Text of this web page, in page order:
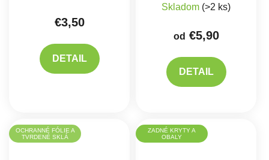
€3,50
DETAIL
Skladom (>2 ks)
od €5,90
DETAIL
OCHRANNÉ FÓLIE A
TVRDENÉ SKLÁ
ZADNÉ KRYTY A
OBALY